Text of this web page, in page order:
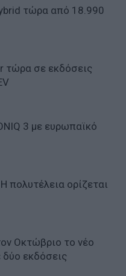
τώρα από 18.990
τώρα σε εκδόσεις
3 με ευρωπαϊκό
πολυτέλεια ορίζεται
Οκτώβριο το νέο
δύο εκδόσεις